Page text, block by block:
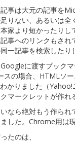
事は大元の記事を
りない、あるいは
家より短かったり
事へのリンクもさ
一記事を検索したり
に渡すブック
の場合、HTMLソ
かりました（
マークレットが作れ
なら絶対もう作ら
した。Chrome用は
たのは、